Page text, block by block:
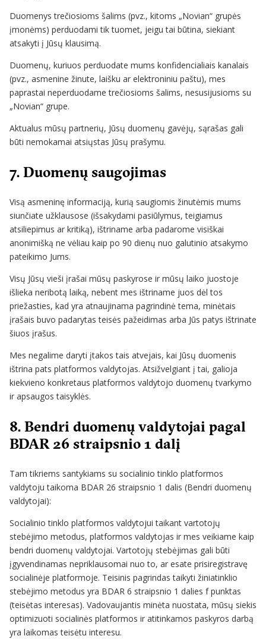
Duomenys trečiosioms šalims (pvz., kitoms „Novian“ grupės
įmonėms) perduodami tik tuomet, jeigu tai būtina, siekiant
atsakyti į Jūsų klausimą.
Duomenų, kuriuos perduodate mums konfidencialiais kanalais
(pvz., asmenine žinute, laišku ar elektroniniu paštu), mes
paprastai neperduodame trečiosioms šalims, nesusijusioms su
„Novian“ grupe.
Aktualus mūsų partnerių, Jūsų duomenų gavėjų, sąrašas gali
būti nemokamai atsiųstas Jūsų prašymu.
7. Duomenų saugojimas
Visą asmeninę informaciją, kurią saugiomis žinutėmis mums
siunčiate užklausose (išsakydami pasiūlymus, teigiamus
atsiliepimus ar kritiką), ištriname arba padarome visiškai
anonimišką ne vėliau kaip po 90 dienų nuo galutinio atsakymo
pateikimo Jums.
Visų Jūsų vieši įrašai mūsų paskyrose ir mūsų laiko juostoje
išlieka neribotą laiką, nebent mes ištriname juos dėl tos
priežasties, kad yra atnaujinama pagrindinė tema, minėtais
įrašais buvo padarytas teisės pažeidimas arba Jūs patys ištrinate
šiuos įrašus.
Mes negalime daryti įtakos tais atvejais, kai Jūsų duomenis
ištrina pats platformos valdytojas. Atsižvelgiant į tai, galioja
kiekvieno konkretaus platformos valdytojo duomenų tvarkymo
ir apsaugos taisyklės.
8. Bendri duomenų valdytojai pagal
BDAR 26 straipsnio 1 dalį
Tam tikriems santykiams su socialinio tinklo platformos
valdytoju taikoma BDAR 26 straipsnio 1 dalis (Bendri duomenų
valdytojai):
Socialinio tinklo platformos valdytojui taikant vartotojų
stebėjimo metodus, platformos valdytojas ir mes veikiame kaip
bendri duomenų valdytojai. Vartotojų stebėjimas gali būti
įgyvendinamas nepriklausomai nuo to, ar esate prisiregistravę
socialinėje platformoje. Teisinis pagrindas taikyti žiniatinklio
stebėjimo metodus yra BDAR 6 straipsnio 1 dalies f punktas
(teisėtas interesas). Vadovaujantis minėta nuostata, mūsų siekis
optimizuoti socialinės platformos ir atitinkamos paskyros darbą
yra laikomas teisėtu interesu.